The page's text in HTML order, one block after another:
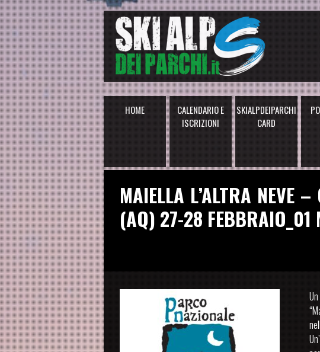
HOME
CALENDARIO E
ISCRIZIONI
SKIALPDEIPARCHI
CARD
MAIELLA L’ALTRA NEVE
(AQ) 27-28